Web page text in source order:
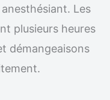
Les
plusieurs heures
démangeaisons